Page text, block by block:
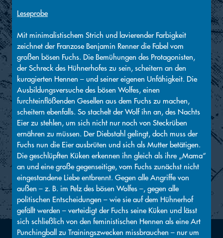
Leseprobe
Mit minimalistischem Strich und lavierender Farbigkeit
zeichnet der Franzose Benjamin Renner die Fabel vom
großen bösen Fuchs. Die Bemühungen des Protagonisten,
der Schreck des Hühnerhofes zu sein, scheitern an den
kuragierten Hennen – und seiner eigenen Unfähigkeit. Die
Ausbildungsversuche des bösen Wolfes, einen
furchteinflößenden Gesellen aus dem Fuchs zu machen,
scheitern ebenfalls. So stachelt der Wolf ihn an, des Nachts
Eier zu stehlen, um sich nicht nur noch von Steckrüben
ernähren zu müssen. Der Diebstahl gelingt, doch muss der
Fuchs nun die Eier ausbrüten und sich als Mutter betätigen.
Die geschlüpften Küken erkennen ihn gleich als ihre „Mama“
an und eine große gegenseitige, vom Fuchs zunächst nicht
eingestandene Liebe entbrennt. Gegen alle Angriffe von
außen – z. B. im Pelz des bösen Wolfes –, gegen alle
politischen Entscheidungen – wie sie auf dem Hühnerhof
gefällt werden – verteidigt der Fuchs seine Küken und lässt
sich schließlich von den feministischen Hennen als eine Art
Punchingball zu Trainingszwecken missbrauchen – nur um